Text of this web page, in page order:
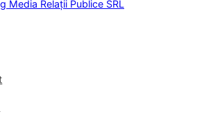
Media Relații Publice SRL